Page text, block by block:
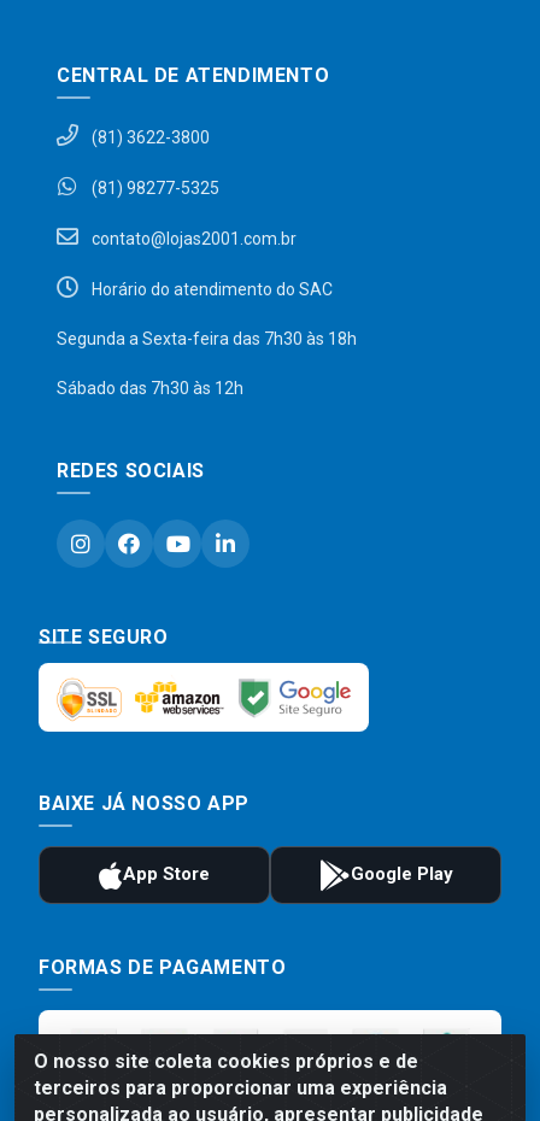
O nosso site coleta cookies próprios e de
terceiros para proporcionar uma experiência
personalizada ao usuário, apresentar publicidade
CENTRAL DE ATENDIMENTO
(81) 3622-3800
(81) 98277-5325
contato@lojas2001.com.br
Horário do atendimento do SAC
Segunda a Sexta-feira das 7h30 às 18h
Sábado das 7h30 às 12h
REDES SOCIAIS
SITE SEGURO
BAIXE JÁ NOSSO APP
FORMAS DE PAGAMENTO